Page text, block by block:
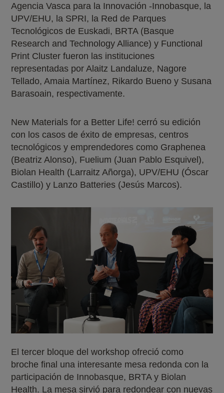
Agencia Vasca para la Innovación -Innobasque, la
UPV/EHU, la SPRI, la Red de Parques
Tecnológicos de Euskadi, BRTA (Basque
Research and Technology Alliance) y Functional
Print Cluster fueron las instituciones
representadas por Alaitz Landaluze, Nagore
Tellado, Amaia Martínez, Rikardo Bueno y Susana
Barasoain, respectivamente.
New Materials for a Better Life! cerró su edición
con los casos de éxito de empresas, centros
tecnológicos y emprendedores como Graphenea
(Beatriz Alonso), Fuelium (Juan Pablo Esquivel),
Biolan Health (Larraitz Añorga), UPV/EHU (Óscar
Castillo) y Lanzo Batteries (Jesús Marcos).
El tercer bloque del workshop ofreció como
broche final una interesante mesa redonda con la
participación de Innobasque, BRTA y Biolan
Health. La mesa sirvió para redondear con nuevas